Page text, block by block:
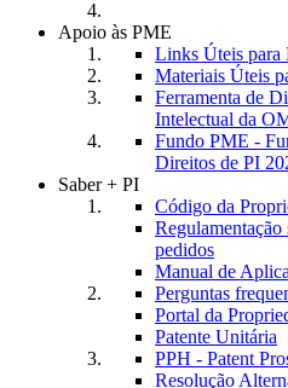
Apoio às PME
Links Úteis para
Materiais Úteis
Ferramenta de
Intelectual da
Fundo PME -
Direitos de PI
Saber + PI
Código da
pedidos
Manual de
Perguntas
Portal da
Patente Unitária
PPH - Patent
Resolução